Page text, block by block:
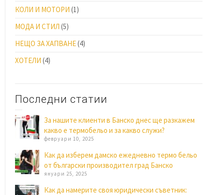
КОЛИ И МОТОРИ (1)
МОДА И СТИЛ (5)
НЕЩО ЗА ХАПВАНЕ(4)
ХОТЕЛИ (4)
Последни статии
За нашите клиенти в Банско днес ще разкажем
какво е термобельо и за какво служи?
февруари 10, 2025
Как да изберем дамско ежедневно термо бельо
от български производител град Банско
януари 25, 2025
Как да намерите своя юридически съветник: